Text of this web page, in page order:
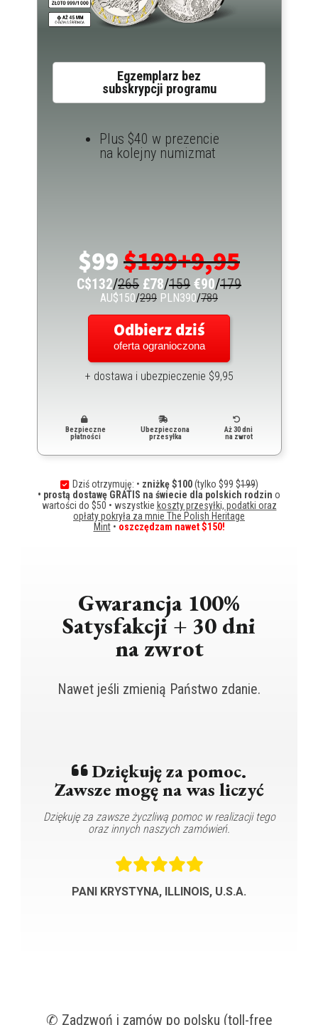
Egzemplarz bez
subskrypcji programu
Plus $40 w prezencie
na kolejny numizmat
$99$199+9,95
C$132/265 £78/159 €90/179
AU$150/299 PLN390/789
Odbierz dziś
oferta ogranioczona
+ dostawa i ubezpieczenie $9,95
Bezpieczne
płatności
Ubezpieczona
przesyłka
Aż 30 dni
na zwrot
Dziś otrzymuję: • zniżkę $100(tylko $99 $199)
• prostą dostawę GRATIS na świecie dla polskich rodzin o
wartości do $50 • wszystkie koszty przesyłki, podatki oraz
opłaty pokryła za mnie The Polish Heritage
Mint• oszczędzam nawet $150!
Gwarancja 100%
Satysfakcji + 30 dni
na zwrot
Nawet jeśli zmienią Państwo zdanie.
Dziękuję za pomoc.
Zawsze mogę na was liczyć
Dziękuję za zawsze życzliwą pomoc w realizacji tego
oraz innych naszych zamówień.
PANI KRYSTYNA, ILLINOIS, U.S.A.
✆ Zadzwoń i zamów po polsku (toll-free